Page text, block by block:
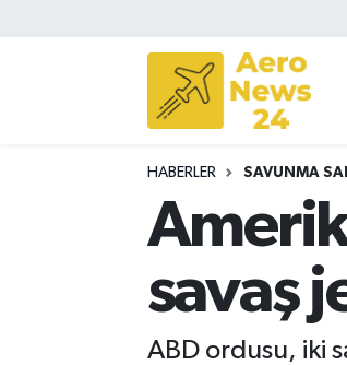
HABERLER SAVUNMA
savaş
ABD ordusu, iki
Sivil Havacılık